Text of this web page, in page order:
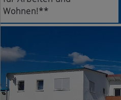
Wohnen!**